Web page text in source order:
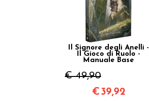
Il Signore degli Anelli -
Il Gioco di Ruolo -
Manuale Base
€ 49,90
€39,92